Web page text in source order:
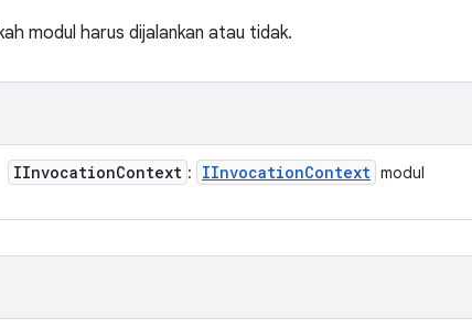
modul harus dijalankan atau tidak.
IInvocationContext : IInvocationContext modul